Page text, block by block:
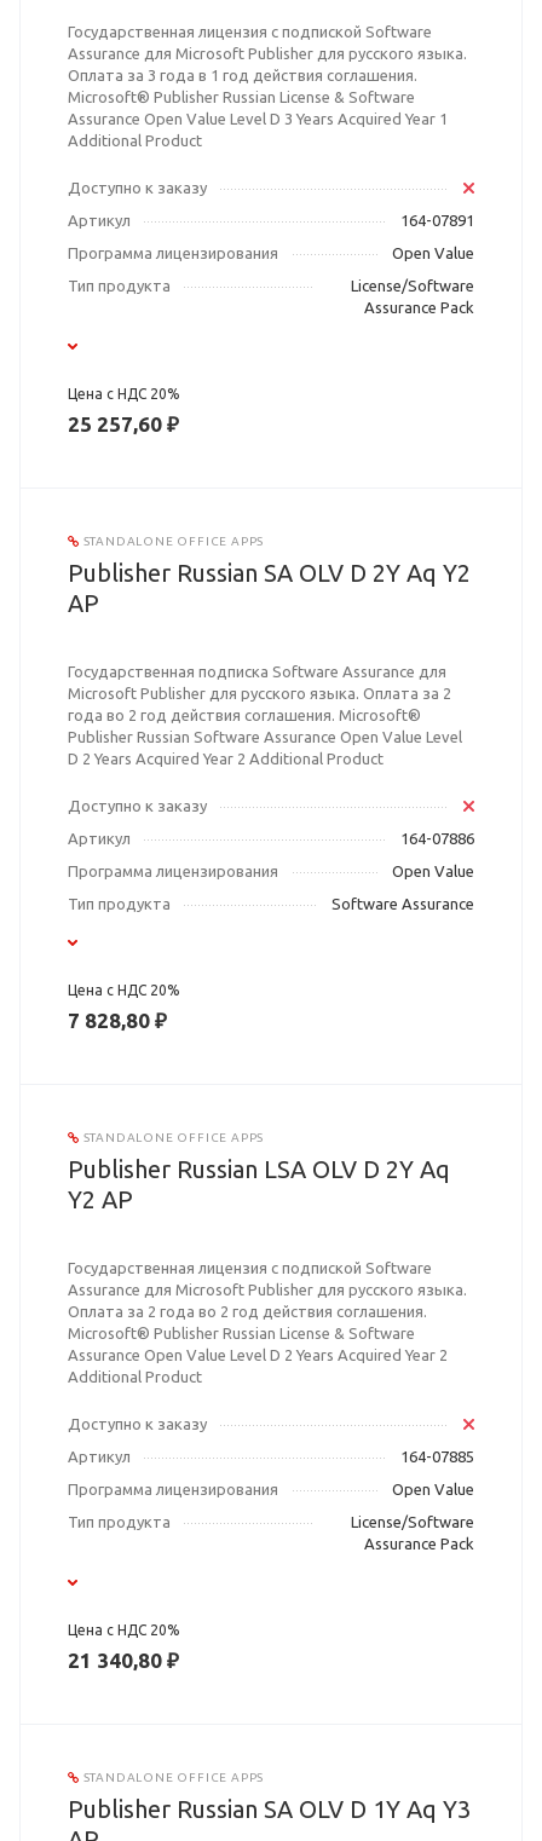
Государственная лицензия с подпиской Software
Assurance для Microsoft Publisher для русского языка.
Оплата за 3 года в 1 год действия соглашения.
Microsoft® Publisher Russian License & Software
Assurance Open Value Level D 3 Years Acquired Year 1
Additional Product
Доступно к заказу
Артикул
164-07891
Программа лицензирования
Open Value
Тип продукта
License/Software
Assurance Pack
Цена с НДС 20%
25 257,60 ₽
STANDALONE OFFICE APPS
Publisher Russian SA OLV D 2Y Aq Y2
AP
Государственная подписка Software Assurance для
Microsoft Publisher для русского языка. Оплата за 2
года во 2 год действия соглашения. Microsoft®
Publisher Russian Software Assurance Open Value Level
D 2 Years Acquired Year 2 Additional Product
Доступно к заказу
Артикул
164-07886
Программа лицензирования
Open Value
Тип продукта
Software Assurance
Цена с НДС 20%
7 828,80 ₽
STANDALONE OFFICE APPS
Publisher Russian LSA OLV D 2Y Aq
Y2 AP
Государственная лицензия с подпиской Software
Assurance для Microsoft Publisher для русского языка.
Оплата за 2 года во 2 год действия соглашения.
Microsoft® Publisher Russian License & Software
Assurance Open Value Level D 2 Years Acquired Year 2
Additional Product
Доступно к заказу
Артикул
164-07885
Программа лицензирования
Open Value
Тип продукта
License/Software
Assurance Pack
Цена с НДС 20%
21 340,80 ₽
STANDALONE OFFICE APPS
Publisher Russian SA OLV D 1Y Aq Y3